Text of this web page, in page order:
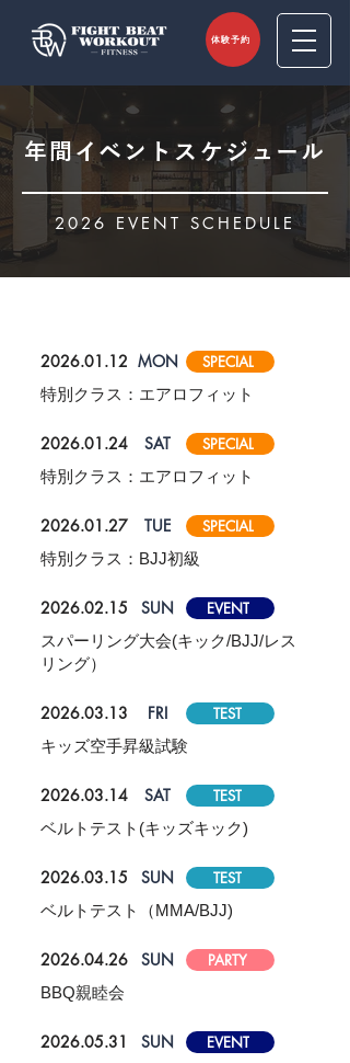
体験予約
年間イベントスケジュール
2026 EVENT SCHEDULE
2026.01.12 MON SPECIAL
特別クラス：エアロフィット
2026.01.24 SAT SPECIAL
特別クラス：エアロフィット
2026.01.27 TUE SPECIAL
特別クラス：BJJ初級
2026.02.15 SUN EVENT
スパーリング大会(キック/BJJ/レス
リング）
2026.03.13 FRI TEST
キッズ空手昇級試験
2026.03.14 SAT TEST
ベルトテスト(キッズキック)
2026.03.15 SUN TEST
ベルトテスト（MMA/BJJ)
2026.04.26 SUN PARTY
BBQ親睦会
2026.05.31 SUN EVENT